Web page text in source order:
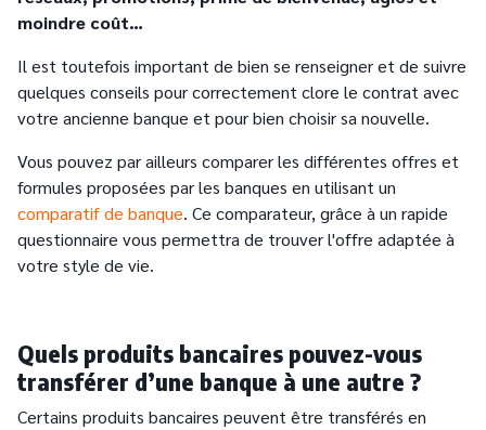
moindre coût…
Il est toutefois important de bien se renseigner et de suivre
quelques conseils pour correctement clore le contrat avec
votre ancienne banque et pour bien choisir sa nouvelle.
Vous pouvez par ailleurs comparer les différentes offres et
formules proposées par les banques en utilisant un
comparatif de banque. Ce comparateur, grâce à un rapide
questionnaire vous permettra de trouver l'offre adaptée à
votre style de vie.
Quels produits bancaires pouvez-vous
transférer d’une banque à une autre ?
Certains produits bancaires peuvent être transférés en